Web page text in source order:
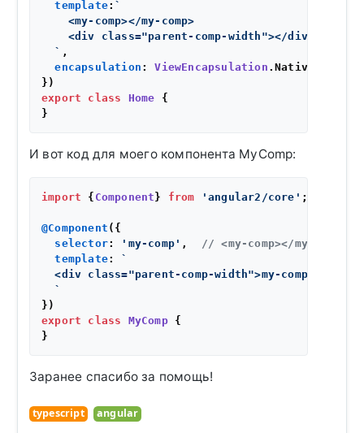
template: `
    <my-comp></my-comp>
    <div class="parent-comp-width"></div>
  `
,
encapsulation : ViewEncapsulation .Native
export
class Home {
И вот код для моего компонента MyComp:
import { Component } from 'angular2/core' ;
@Component ({
selector: 'my-comp' ,
// <my-comp></my-comp>
template: `
  <div class="parent-comp-width">my-comp</div>
  `
export
class MyComp {
Заранее спасибо за помощь!
typescript angular